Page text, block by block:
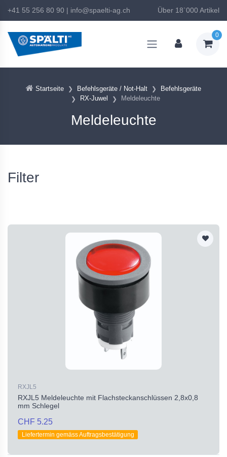
+41 55 256 80 90 | info@spaelti-ag.ch Über 18`000 Artikel
0
Startseite Befehlsgeräte / Not-Halt
Befehlsgeräte
RX-Juwel
Meldeleuchte
Meldeleuchte
Filter
RXJL5
RXJL5 Meldeleuchte mit Flachsteckanschlüssen 2,8x0,8
mm Schlegel
CHF 5.25
Liefertermin gemäss Auftragsbestätigung